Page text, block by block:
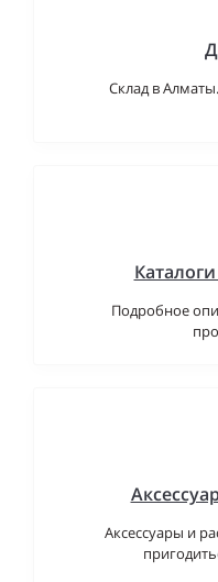
Склад в
Подробное
Аксессуары и